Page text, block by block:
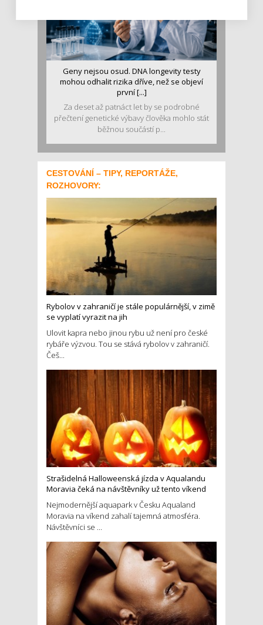
Geny nejsou osud. DNA longevity testy
mohou odhalit rizika dříve, než se objeví
první [...]
Za deset až patnáct let by se podrobné
přečtení genetické výbavy člověka mohlo stát
běžnou součástí p...
CESTOVÁNÍ – TIPY, REPORTÁŽE,
ROZHOVORY:
Rybolov v zahraničí je stále populárnější, v zimě
se vyplatí vyrazit na jih
Ulovit kapra nebo jinou rybu už není pro české
rybáře výzvou. Tou se stává rybolov v zahraničí.
Češ...
Strašidelná Halloweenská jízda v Aqualandu
Moravia čeká na návštěvníky už tento víkend
Nejmodernější aquapark v Česku Aqualand
Moravia na víkend zahalí tajemná atmosféra.
Návštěvníci se ...